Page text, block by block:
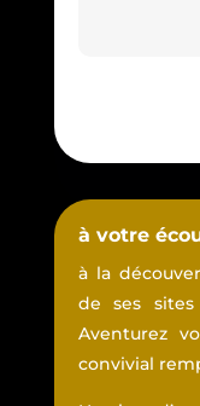
à votre
à la
de ses sites
Aventurez
convivial